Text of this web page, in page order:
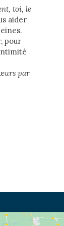
toi, le
aider
pour
par